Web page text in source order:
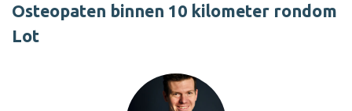
Osteopaten binnen 10 kilometer rondom
Lot